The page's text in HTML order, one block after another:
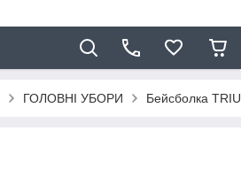
ГОЛОВНІ УБОРИ Бейсболка